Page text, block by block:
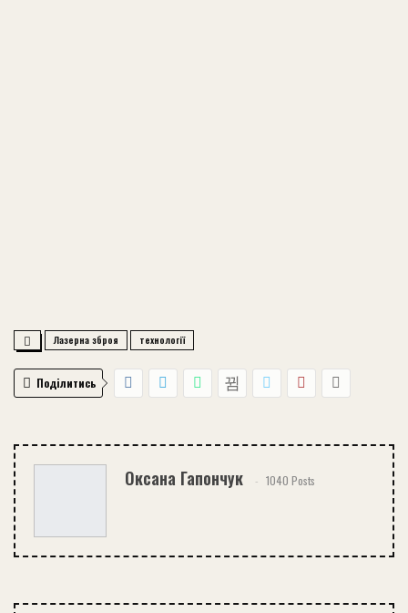
Лазерна зброя технології
Поділитись
Оксана Гапончук 1040 Posts